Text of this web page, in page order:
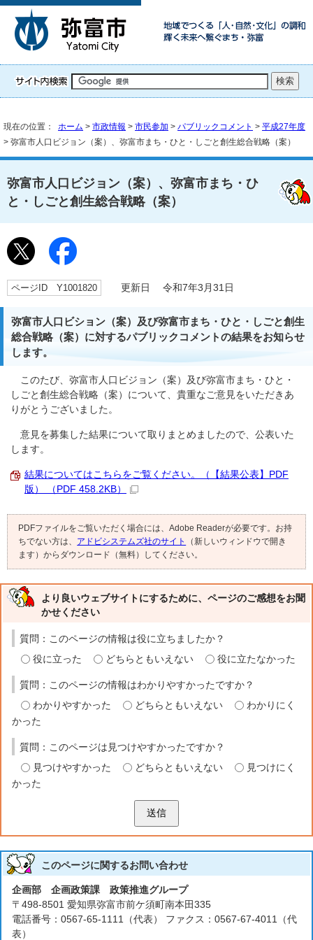
現在の位置： ホーム > 市政情報 > 市民参加 > パブリックコメント > 平成27年度
> 弥富市人口ビジョン（案）、弥富市まち・ひと・しごと創生総合戦略（案）
弥富市人口ビジョン（案）、弥富市まち・ひ
と・しごと創生総合戦略（案）
ページID Y1001820 更新日 令和7年3月31日
弥富市人口ビション（案）及び弥富市まち・ひと・しごと創生
総合戦略（案）に対するパブリックコメントの結果をお知らせ
します。
このたび、弥富市人口ビジョン（案）及び弥富市まち・ひと・
しごと創生総合戦略（案）について、貴重なご意見をいただきあ
りがとうございました。
意見を募集した結果について取りまとめましたので、公表いた
します。
結果についてはこちらをご覧ください。（【結果公表】PDF
版） （PDF 458.2KB）
PDFファイルをご覧いただく場合には、Adobe Readerが必要です。お持
ちでない方は、 アドビシステムズ社のサイト
（新しいウィンドウで開き
ます）からダウンロード（無料）してください。
より良いウェブサイトにするために、ページのご感想をお聞
かせください
質問：このページの情報は役に立ちましたか？
役に立った
どちらともいえない 役に立たなかった
質問：このページの情報はわかりやすかったですか？
わかりやすかった
どちらともいえない
わかりにく
かった
質問：このページは見つけやすかったですか？
見つけやすかった
どちらともいえない
見つけにく
かった
送信
このページに関するお問い合わせ
企画部 企画政策課 政策推進グループ
〒498-8501 愛知県弥富市前ケ須町南本田335
電話番号：0567-65-1111（代表） ファクス：0567-67-4011（代
表）